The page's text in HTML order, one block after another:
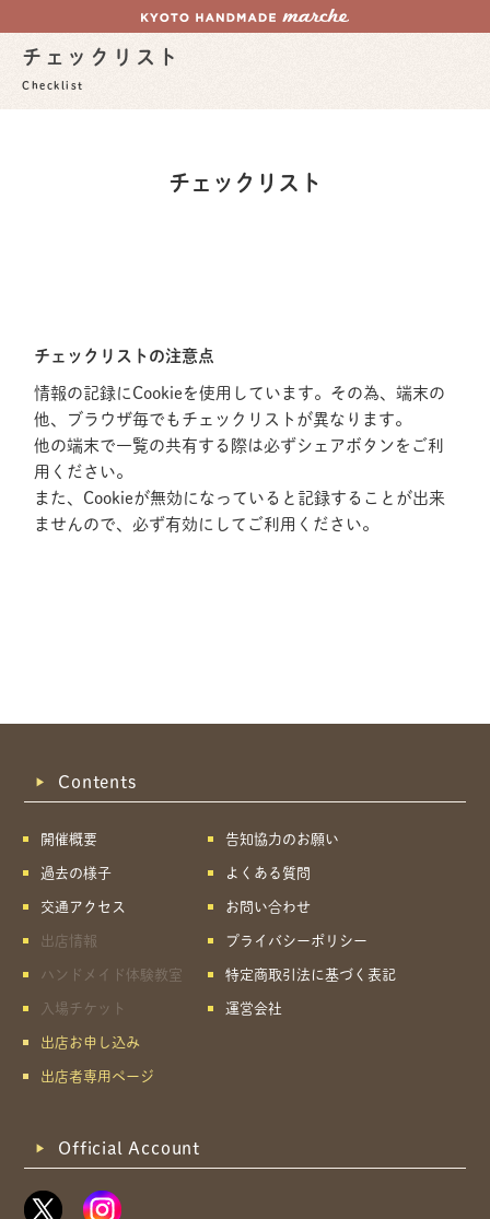
チェックリスト
Checklist
チェックリスト
チェックリストの注意点
情報の記録にCookieを使用しています。その為、端末の
他、ブラウザ毎でもチェックリストが異なります。
他の端末で一覧の共有する際は必ずシェアボタンをご利
用ください。
また、Cookieが無効になっていると記録することが出来
ませんので、必ず有効にしてご利用ください。
Contents
開催概要
過去の様子
交通アクセス
出店情報
ハンドメイド体験教室
入場チケット
出店お申し込み
出店者専用ページ
告知協力のお願い
よくある質問
お問い合わせ
プライバシーポリシー
特定商取引法に基づく表記
運営会社
Official Account